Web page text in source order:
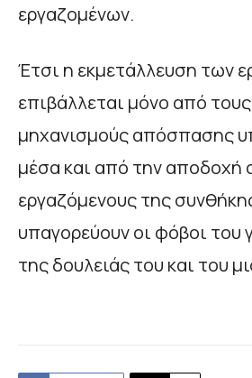
εργαζομένων.
Έτσι η εκμετάλλευση των
επιβάλλεται μόνο από
μηχανισμούς απόσπασης
μέσα και από την αποδοχή
εργαζόμενους της
υπαγορεύουν οι φόβοι του
της δουλειάς του και του